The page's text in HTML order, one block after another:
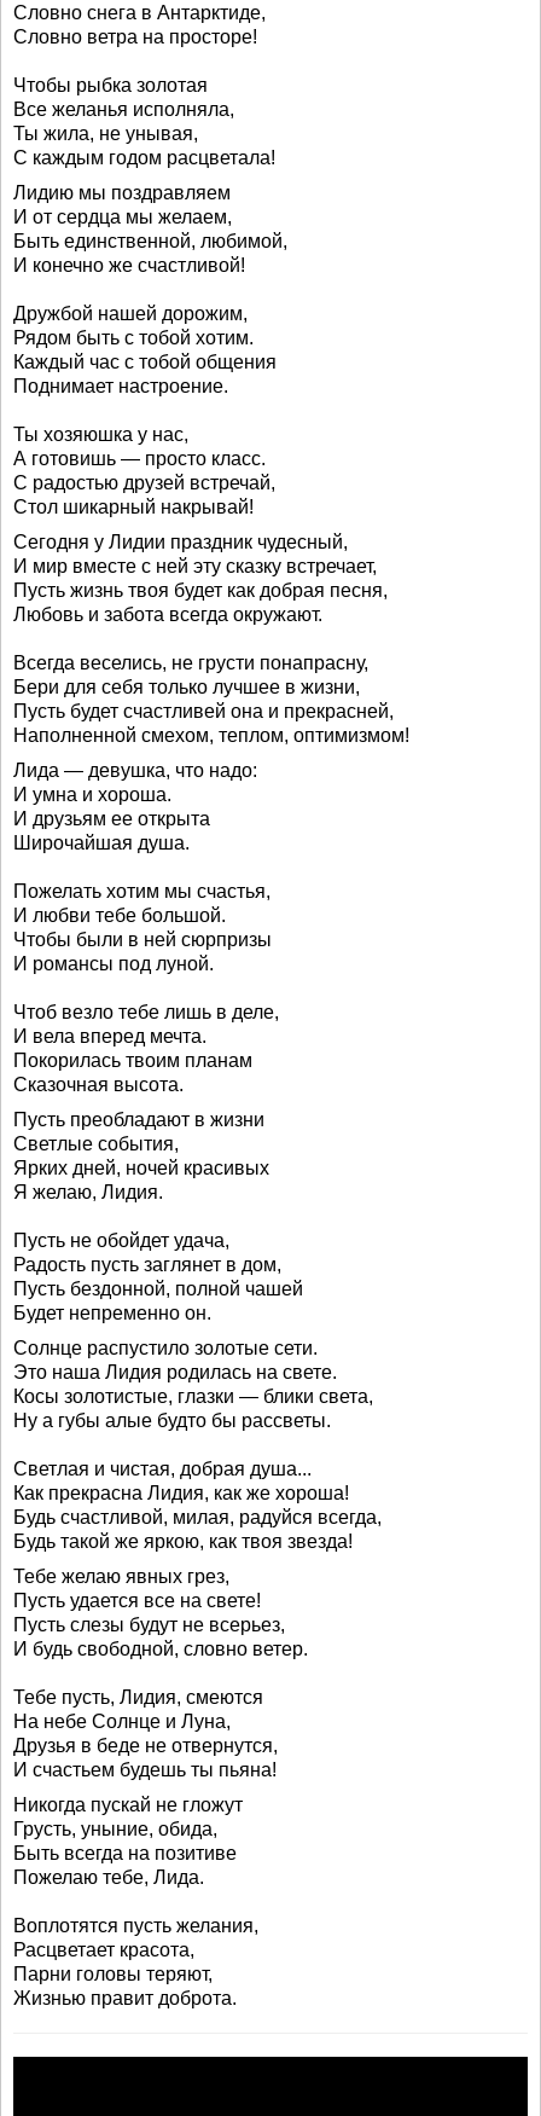
Словно снега в Антарктиде,
Словно ветра на просторе!
Чтобы рыбка золотая
Все желанья исполняла,
Ты жила, не унывая,
С каждым годом расцветала!
Лидию мы поздравляем
И от сердца мы желаем,
Быть единственной, любимой,
И конечно же счастливой!
Дружбой нашей дорожим,
Рядом быть с тобой хотим.
Каждый час с тобой общения
Поднимает настроение.
Ты хозяюшка у нас,
А готовишь — просто класс.
С радостью друзей встречай,
Стол шикарный накрывай!
Сегодня у Лидии праздник чудесный,
И мир вместе с ней эту сказку встречает,
Пусть жизнь твоя будет как добрая песня,
Любовь и забота всегда окружают.
Всегда веселись, не грусти понапрасну,
Бери для себя только лучшее в жизни,
Пусть будет счастливей она и прекрасней,
Наполненной смехом, теплом, оптимизмом!
Лида — девушка, что надо:
И умна и хороша.
И друзьям ее открыта
Широчайшая душа.
Пожелать хотим мы счастья,
И любви тебе большой.
Чтобы были в ней сюрпризы
И романсы под луной.
Чтоб везло тебе лишь в деле,
И вела вперед мечта.
Покорилась твоим планам
Сказочная высота.
Пусть преобладают в жизни
Светлые события,
Ярких дней, ночей красивых
Я желаю, Лидия.
Пусть не обойдет удача,
Радость пусть заглянет в дом,
Пусть бездонной, полной чашей
Будет непременно он.
Солнце распустило золотые сети.
Это наша Лидия родилась на свете.
Косы золотистые, глазки — блики света,
Ну а губы алые будто бы рассветы.
Светлая и чистая, добрая душа...
Как прекрасна Лидия, как же хороша!
Будь счастливой, милая, радуйся всегда,
Будь такой же яркою, как твоя звезда!
Тебе желаю явных грез,
Пусть удается все на свете!
Пусть слезы будут не всерьез,
И будь свободной, словно ветер.
Тебе пусть, Лидия, смеются
На небе Солнце и Луна,
Друзья в беде не отвернутся,
И счастьем будешь ты пьяна!
Никогда пускай не гложут
Грусть, уныние, обида,
Быть всегда на позитиве
Пожелаю тебе, Лида.
Воплотятся пусть желания,
Расцветает красота,
Парни головы теряют,
Жизнью правит доброта.